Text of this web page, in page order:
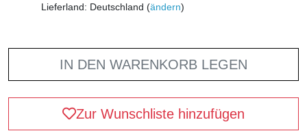
Lieferland: Deutschland (ändern)
IN DEN WARENKORB LEGEN
Zur Wunschliste hinzufügen